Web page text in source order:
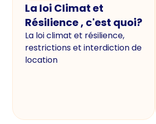
La loi Climat et
Résilience , c'est quoi?
La loi climat et résilience,
restrictions et interdiction de
location